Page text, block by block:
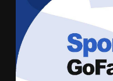
5